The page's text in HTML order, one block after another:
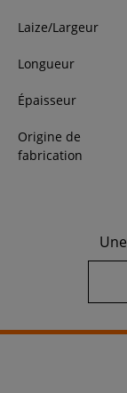
Laize/Largeur
Longueur
Épaisseur
Origine de
fabrication